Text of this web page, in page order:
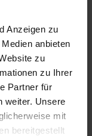
Anzeigen zu
anbieten
zu
zu Ihrer
Partner für
weiter. Unsere
mit
bereitgestellt
der
unter
die
Jahre und
Kontext
Strukturen
in den